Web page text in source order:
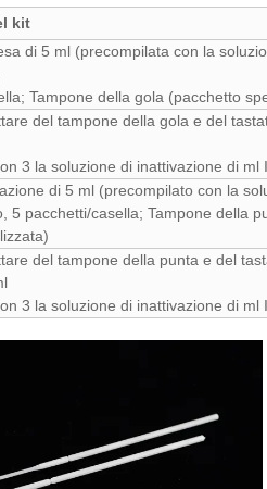
kit
di 5 ml (precompilata con la
Tampone della gola (pacchetto
del tampone della gola e del
3 la soluzione di inattivazione di
di 5 ml (precompilato con la
5 pacchetti/casella; Tampone della
del tampone della punta e del
3 la soluzione di inattivazione di